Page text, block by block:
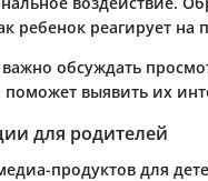
ребенок реагирует на
обсуждать
поможет выявить их
для родителей
продуктов для